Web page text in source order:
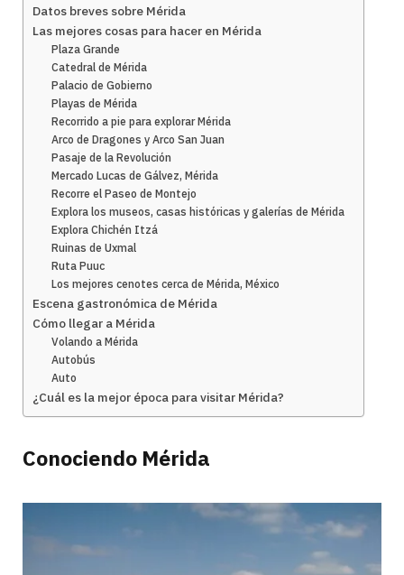
Datos breves sobre Mérida
Las mejores cosas para hacer en Mérida
Plaza Grande
Catedral de Mérida
Palacio de Gobierno
Playas de Mérida
Recorrido a pie para explorar Mérida
Arco de Dragones y Arco San Juan
Pasaje de la Revolución
Mercado Lucas de Gálvez, Mérida
Recorre el Paseo de Montejo
Explora los museos, casas históricas y galerías de Mérida
Explora Chichén Itzá
Ruinas de Uxmal
Ruta Puuc
Los mejores cenotes cerca de Mérida, México
Escena gastronómica de Mérida
Cómo llegar a Mérida
Volando a Mérida
Autobús
Auto
¿Cuál es la mejor época para visitar Mérida?
Conociendo Mérida